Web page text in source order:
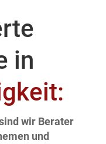
in
wir Berater
und